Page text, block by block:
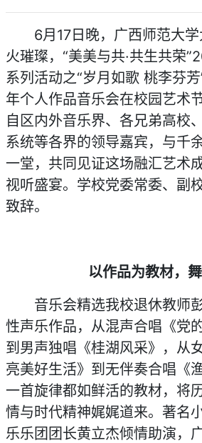
6月17日晚，广西师范大
火璀璨，“美美与共·共生共荣
系列活动之“岁月如歌 桃李芬
年个人作品音乐会在校园艺术
自区内外音乐界、各兄弟高校
系统等各界的领导嘉宾，与千
一堂，共同见证这场融汇艺术
视听盛宴。学校党委常委、副
致辞。
以作品为教材，
音乐会精选我校退休教师
性声乐作品，从混声合唱《党
到男声独唱《桂湖风采》，从
亮美好生活》到无伴奏合唱《
一首旋律都如鲜活的教材，将
情与时代精神娓娓道来。著名
乐乐团团长黄立杰倾情助演，